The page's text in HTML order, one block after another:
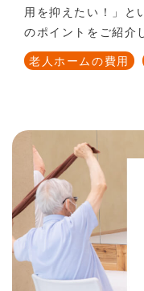
用を抑えたい！」と
のポイントをご紹介
トは、ずばり「介護
入居する」というこ
老人ホームの費用